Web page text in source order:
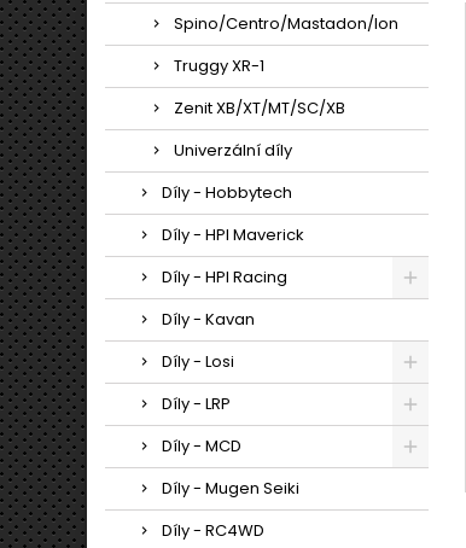
Spino/Centro/Mastadon/Ion
Truggy XR-1
Zenit XB/XT/MT/SC/XB
Univerzální díly
Díly - Hobbytech
Díly - HPI Maverick
Díly - HPI Racing
Díly - Kavan
Díly - Losi
Díly - LRP
Díly - MCD
Díly - Mugen Seiki
Díly - RC4WD